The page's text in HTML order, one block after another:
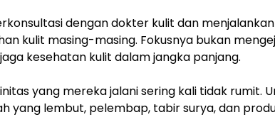
dengan dokter kulit dan
kulit masing-masing. Fokusnya bukan
kesehatan kulit dalam jangka panjang.
yang mereka jalani sering kali tidak rumit.
yang lembut, pelembap, tabir surya, dan